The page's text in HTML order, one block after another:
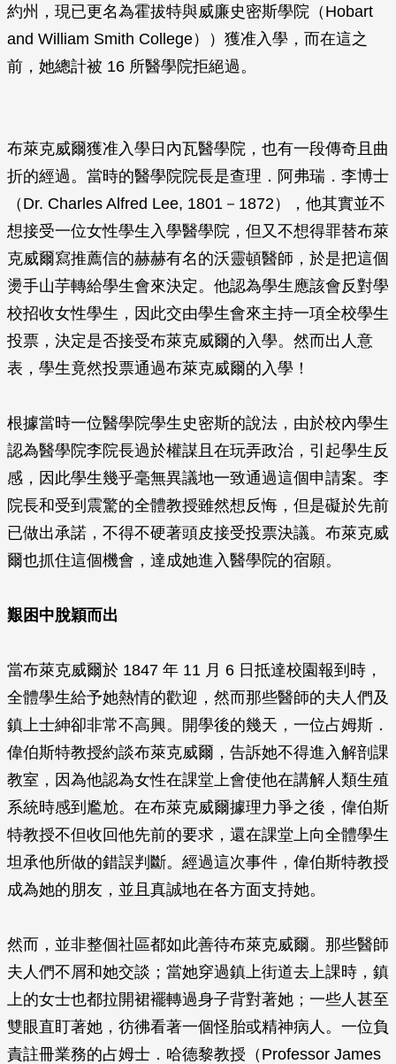
約州，現已更名為霍拔特與威廉史密斯學院（Hobart
and William Smith College））獲准入學，而在這之
前，她總計被 16 所醫學院拒絕過。
布萊克威爾獲准入學日內瓦醫學院，也有一段傳奇且曲
折的經過。當時的醫學院院長是查理．阿弗瑞．李博士
（Dr. Charles Alfred Lee, 1801－1872），他其實並不
想接受一位女性學生入學醫學院，但又不想得罪替布萊
克威爾寫推薦信的赫赫有名的沃靈頓醫師，於是把這個
燙手山芋轉給學生會來決定。他認為學生應該會反對學
校招收女性學生，因此交由學生會來主持一項全校學生
投票，決定是否接受布萊克威爾的入學。然而出人意
表，學生竟然投票通過布萊克威爾的入學！
根據當時一位醫學院學生史密斯的說法，由於校內學生
認為醫學院李院長過於權謀且在玩弄政治，引起學生反
感，因此學生幾乎毫無異議地一致通過這個申請案。李
院長和受到震驚的全體教授雖然想反悔，但是礙於先前
已做出承諾，不得不硬著頭皮接受投票決議。布萊克威
爾也抓住這個機會，達成她進入醫學院的宿願。
艱困中脫穎而出
當布萊克威爾於 1847 年 11 月 6 日抵達校園報到時，
全體學生給予她熱情的歡迎，然而那些醫師的夫人們及
鎮上士紳卻非常不高興。開學後的幾天，一位占姆斯．
偉伯斯特教授約談布萊克威爾，告訴她不得進入解剖課
教室，因為他認為女性在課堂上會使他在講解人類生殖
系統時感到尷尬。在布萊克威爾據理力爭之後，偉伯斯
特教授不但收回他先前的要求，還在課堂上向全體學生
坦承他所做的錯誤判斷。經過這次事件，偉伯斯特教授
成為她的朋友，並且真誠地在各方面支持她。
然而，並非整個社區都如此善待布萊克威爾。那些醫師
夫人們不屑和她交談；當她穿過鎮上街道去上課時，鎮
上的女士也都拉開裙襬轉過身子背對著她；一些人甚至
雙眼直盯著她，彷彿看著一個怪胎或精神病人。一位負
責註冊業務的占姆士．哈德黎教授（Professor James